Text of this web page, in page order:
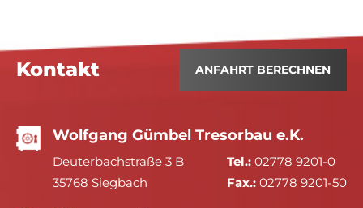
Kontakt ANFAHRT BERECHNEN
Wolfgang Gümbel Tresorbau e.K.
Deuterbachstraße 3 B
35768 Siegbach
Tel.: 02778 9201-0
Fax.: 02778 9201-50